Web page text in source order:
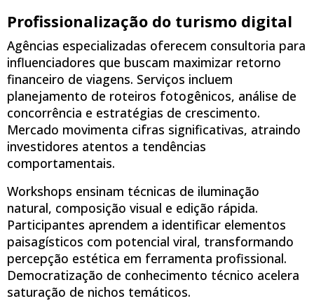
Profissionalização do turismo digital
Agências especializadas oferecem consultoria para
influenciadores que buscam maximizar retorno
financeiro de viagens. Serviços incluem
planejamento de roteiros fotogênicos, análise de
concorrência e estratégias de crescimento.
Mercado movimenta cifras significativas, atraindo
investidores atentos a tendências
comportamentais.
Workshops ensinam técnicas de iluminação
natural, composição visual e edição rápida.
Participantes aprendem a identificar elementos
paisagísticos com potencial viral, transformando
percepção estética em ferramenta profissional.
Democratização de conhecimento técnico acelera
saturação de nichos temáticos.